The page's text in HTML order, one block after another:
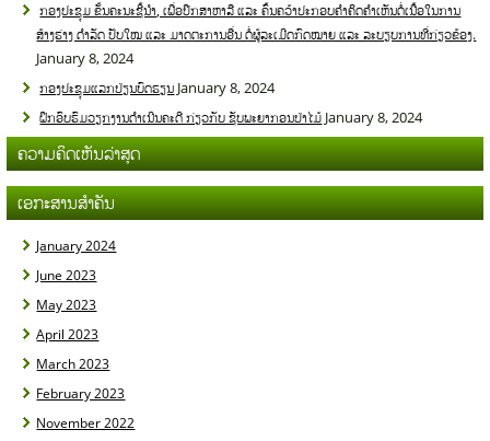
ກອງປະຊຸມ ຂັ້ນຄະນະຊີ້ນໍາ, ເພື່ອປຶກສາຫາລື ແລະ ຄົ້ນຄວ້າປະກອບຄໍາຄິດຄໍາເຫັນຕໍ່ເນື້ອໃນການ
ສ້າງຮ່າງ ດໍາລັດ ປັບໃໝ ແລະ ມາດຕະການອື່ນ ຕໍ່ຜູ້ລະເມີດກົດໝາຍ ແລະ ລະບຽບການທີ່ກ່ຽວຂ້ອງ.
January 8, 2024
ກອງປະຊຸມແລກປ່ຽນບົດຮຽນ January 8, 2024
ຝຶກອົບຮົມວຽກງານດໍາເນີນຄະດີ ກ່ຽວກັບ ຊັບພະຍາກອນປ່າໄມ້ January 8, 2024
ຄວາມຄິດເຫັນລ່າສຸດ
ເອກະສານສຳຄັນ
January 2024
June 2023
May 2023
April 2023
March 2023
February 2023
November 2022